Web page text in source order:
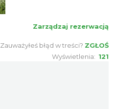
Zarządzaj rezerwacją
Zauważyłeś błąd w treści? ZGŁOŚ
Wyświetlenia: 121